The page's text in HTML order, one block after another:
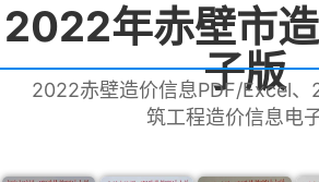
2022年赤壁市
子版
2022赤壁造价信息PDF/Excel
筑工程造价信息电